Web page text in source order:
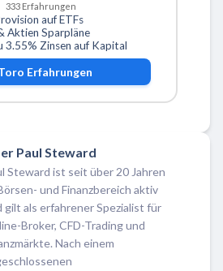
333 Erfahrungen
auf ETFs
Aktien Sparpläne
3.55% Zinsen auf Kapital
Erfahrungen
Paul Steward
Steward ist seit über 20 Jahren
und Finanzbereich aktiv
gilt als erfahrener Spezialist für
Broker, CFD-Trading und
Nach einem